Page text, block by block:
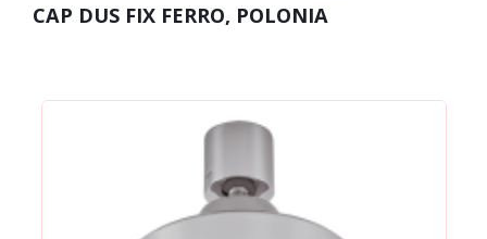
CAP DUS FIX FERRO, POLONIA